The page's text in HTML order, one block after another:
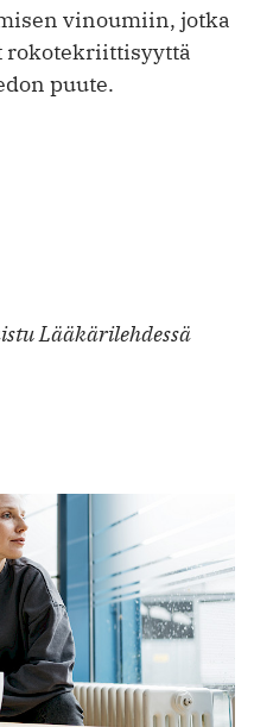
vinoumiin, jotka
rokotekriittisyyttä
puute.
Lääkärilehdessä